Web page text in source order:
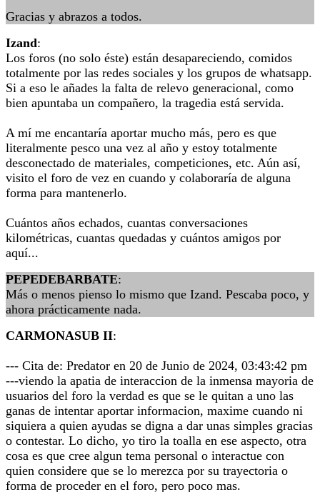
Gracias y abrazos a todos.
Izand:
Los foros (no solo éste) están desapareciendo, comidos
totalmente por las redes sociales y los grupos de whatsapp.
Si a eso le añades la falta de relevo generacional, como
bien apuntaba un compañero, la tragedia está servida.
A mí me encantaría aportar mucho más, pero es que
literalmente pesco una vez al año y estoy totalmente
desconectado de materiales, competiciones, etc. Aún así,
visito el foro de vez en cuando y colaboraría de alguna
forma para mantenerlo.
Cuántos años echados, cuantas conversaciones
kilométricas, cuantas quedadas y cuántos amigos por
aquí...
PEPEDEBARBATE:
Más o menos pienso lo mismo que Izand. Pescaba poco, y
ahora prácticamente nada.
CARMONASUB II:
--- Cita de: Predator en 20 de Junio de 2024, 03:43:42 pm
---viendo la apatia de interaccion de la inmensa mayoria de
usuarios del foro la verdad es que se le quitan a uno las
ganas de intentar aportar informacion, maxime cuando ni
siquiera a quien ayudas se digna a dar unas simples gracias
o contestar. Lo dicho, yo tiro la toalla en ese aspecto, otra
cosa es que cree algun tema personal o interactue con
quien considere que se lo merezca por su trayectoria o
forma de proceder en el foro, pero poco mas.